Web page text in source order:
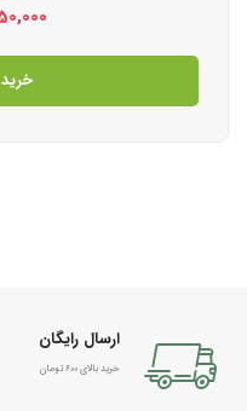
ارسال رایگان
خرید بالای 600 تومان